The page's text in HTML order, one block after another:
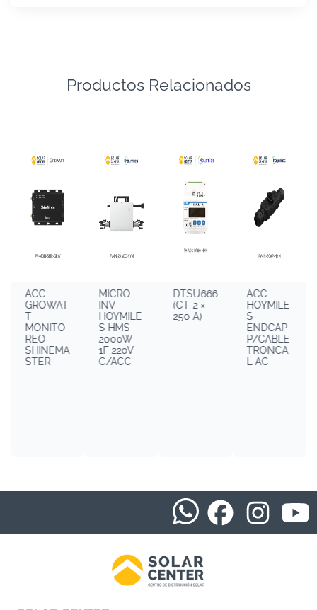
Productos Relacionados
ACC
GROWAT
T
MONITO
REO
SHINEMA
STER
MICRO
INV
HOYMILE
S HMS
2000W
1F 220V
C/ACC
DTSU666
(CT-2 ×
250 A)
ACC
HOYMILE
S
ENDCAP
P/CABLE
TRONCA
L AC